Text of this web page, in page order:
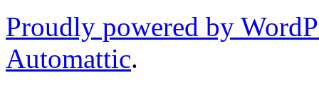
Proudly powered by
Automattic.